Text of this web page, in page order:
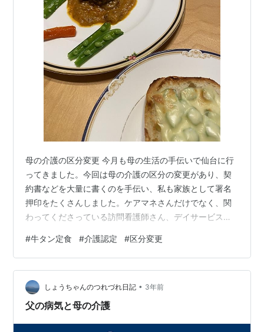
母の介護の区分変更 今月も母の生活の手伝いで仙台に行
ってきました。今回は母の介護の区分の変更があり、契
約書などを大量に書くのを手伝い、私も家族として署名
押印をたくさんしました。ケアマネさんだけでなく、関
わってくださっている訪問看護師さん、デイサービスの
が母のマンションの部屋に、まさに一堂に会して、詳し
い説明などを受けながら、契約書書きをしました。多く
の人に支えられていることがよくわかります。母はまだ
一応何とか一人暮らしができていますが、理解力が落ち
ており、このように多くの関係者が入れ替わり立ち替わ
#牛タン定食 #介護認定 #区分変更
しょうちゃんのつれづれ日記 • 3年前
父の病気と母の介護